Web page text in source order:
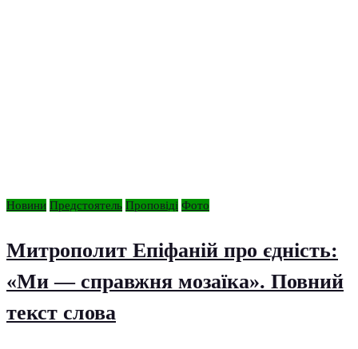
Новини Предстоятель Проповіді Фото
Митрополит Епіфаній про єдність:
«Ми — справжня мозаїка». Повний
текст слова